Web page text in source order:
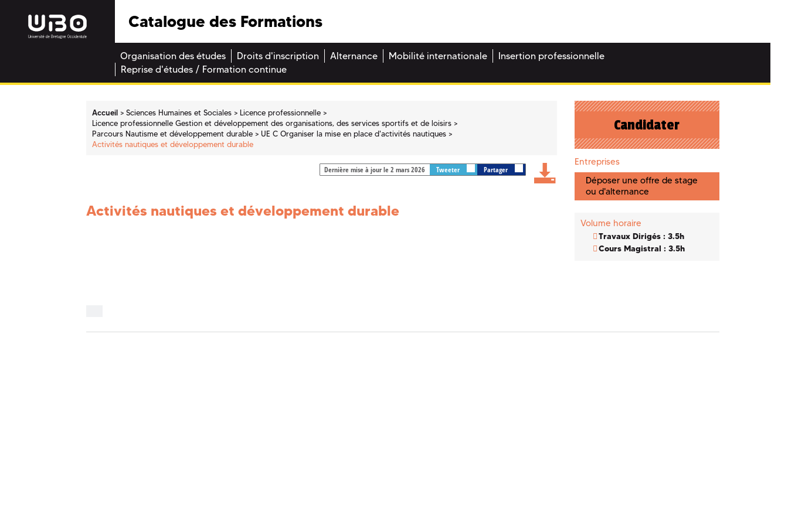
Catalogue des Formations
Organisation des études Droits d'inscription Alternance Mobilité internationale
Insertion professionnelle
Reprise d'études / Formation continue
Accueil Sciences Humaines et Sociales
Licence professionnelle
Licence professionnelle Gestion et développement des organisations, des services sportifs et de loisirs
Parcours Nautisme et développement durable
UE C Organiser la mise en place d'activités nautiques
Activités nautiques et développement durable
Dernière mise à jour le 2 mars 2026 Tweeter Partager
Activités nautiques et développement durable
Candidater
Entreprises
Déposer une offre de stage
ou d'alternance
Volume horaire
Travaux Dirigés : 3.5h
Cours Magistral : 3.5h